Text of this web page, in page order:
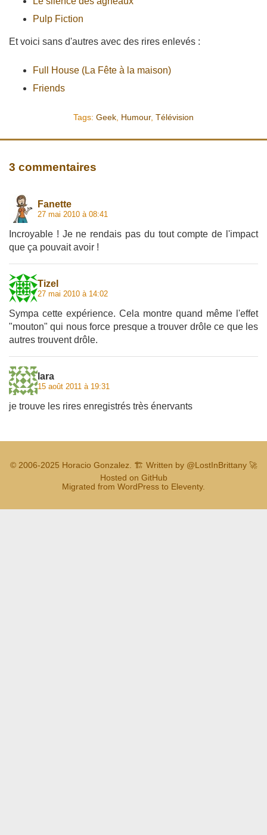
Pulp Fiction
Et voici sans d'autres avec des rires enlevés :
Full House (La Fête à la maison)
Friends
Tags: Geek Humour, Télévision
3 commentaires
Fanette
27 mai 2010 à 08:41
Incroyable ! Je ne rendais pas du tout compte de l'impact
que ça pouvait avoir !
Tizel
27 mai 2010 à 14:02
Sympa cette expérience. Cela montre quand même l'effet
"mouton" qui nous force presque a trouver drôle ce que les
autres trouvent drôle.
lara
15 août 2011 à 19:31
je trouve les rires enregistrés très énervants
© 2006-2025 Horacio Gonzalez. 🏗️ Written by @LostInBrittany🚀
Hosted on GitHub
Migrated from WordPress to Eleventy.